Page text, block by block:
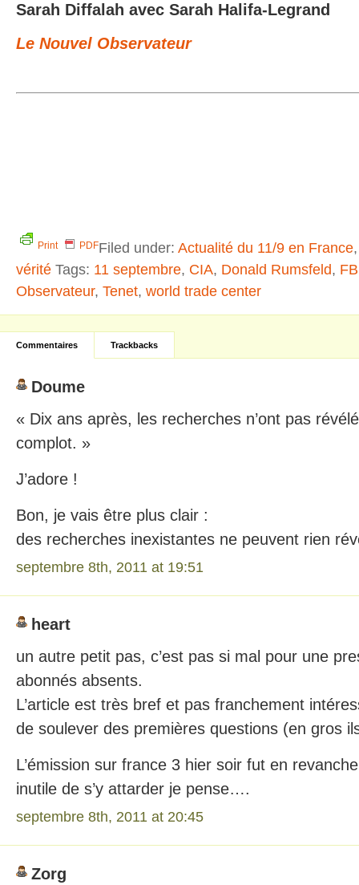
Sarah Diffalah avec Sarah Halifa-Legrand
Le Nouvel Observateur
Print PDFFiled under: Actualité du 11/9 en France
vérité Tags: 11 septembre, CIA, Donald Rumsfeld,
Observateur, Tenet, world trade center
Commentaires Trackbacks
Doume
« Dix ans après, les recherches n’ont pas
complot. »
J’adore !
Bon, je vais être plus clair :
des recherches inexistantes ne peuvent rien
septembre 8th, 2011 at 19:51
heart
un autre petit pas, c’est pas si mal pour une
abonnés absents.
L’article est très bref et pas franchement
de soulever des premières questions (en gros
L’émission sur france 3 hier soir fut en
inutile de s’y attarder je pense….
septembre 8th, 2011 at 20:45
Zorg